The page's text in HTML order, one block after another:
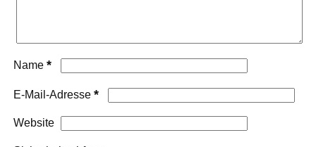
Name *
E-Mail-Adresse *
Website